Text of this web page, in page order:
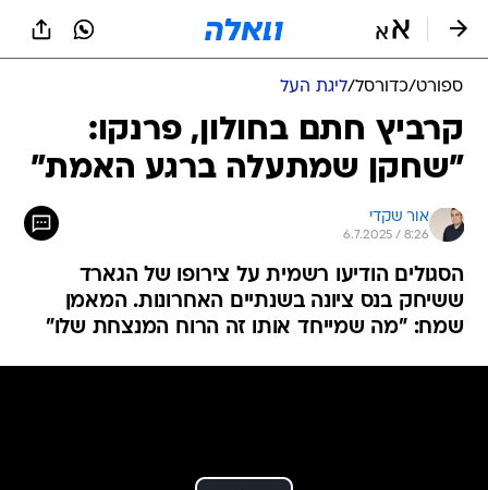
ספורט/כדורסל/ליגת העל
קרביץ חתם בחולון, פרנקו:
"שחקן שמתעלה ברגע האמת"
אור שקדי
6.7.2025 / 8:26
הסגולים הודיעו רשמית על צירופו של הגארד
ששיחק בנס ציונה בשנתיים האחרונות. המאמן
שמח: "מה שמייחד אותו זה הרוח המנצחת שלו"